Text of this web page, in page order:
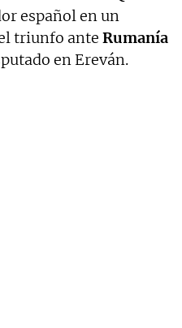
español en un
triunfo ante Rumanía
en Ereván.